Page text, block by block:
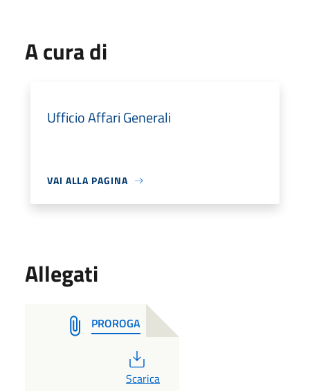
A cura di
Ufficio Affari Generali
VAI ALLA PAGINA
Allegati
PROROGA
PDF
Scarica